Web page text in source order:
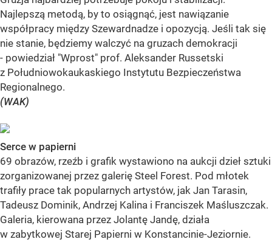
Najlepszą metodą, by to osiągnąć, jest nawiązanie
współpracy między Szewardnadze i opozycją. Jeśli tak się
nie stanie, będziemy walczyć na gruzach demokracji
- powiedział "Wprost" prof. Aleksander Russetski
z Południowokaukaskiego Instytutu Bezpieczeństwa
Regionalnego.
(WAK)
Serce w papierni
69 obrazów, rzeźb i grafik wystawiono na aukcji dzieł sztuki
zorganizowanej przez galerię Steel Forest. Pod młotek
trafiły prace tak popularnych artystów, jak Jan Tarasin,
Tadeusz Dominik, Andrzej Kalina i Franciszek Maśluszczak.
Galeria, kierowana przez Jolantę Jandę, działa
w zabytkowej Starej Papierni w Konstancinie-Jeziornie.